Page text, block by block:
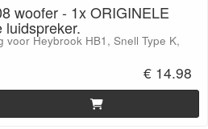
woofer - 1x ORIGINELE
luidspreker.
voor Heybrook HB1, Snell Type K,
€ 14.98